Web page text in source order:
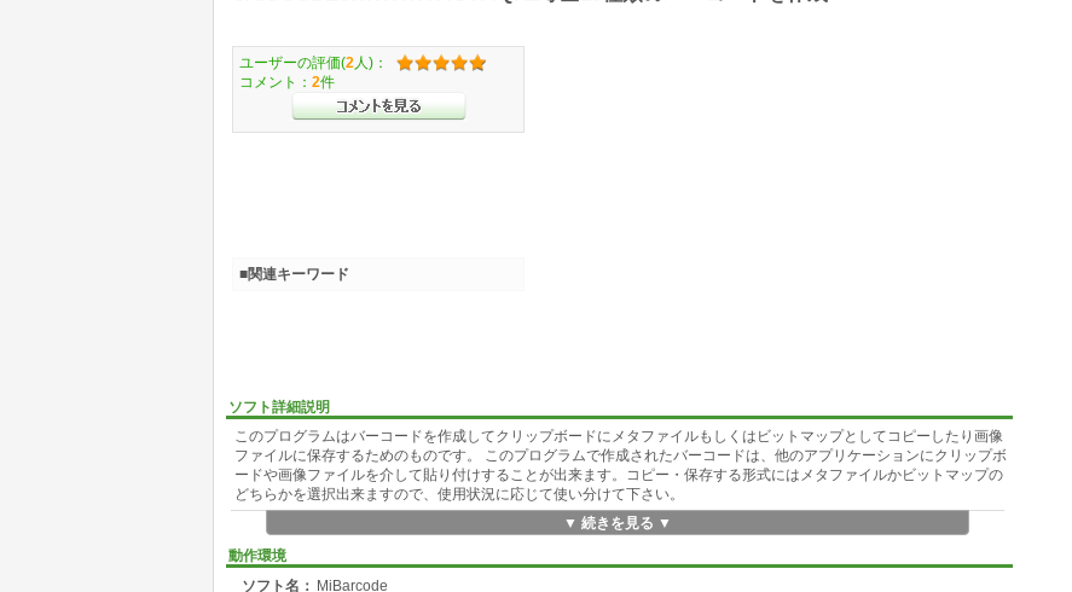
ソフト詳細説明
このプログラムはバーコードを作成してクリップボードにメタファイルもしくはビットマップとしてコピーしたり画像
ファイルに保存するためのものです。 このプログラムで作成されたバーコードは、他のアプリケーションにクリップボ
ードや画像ファイルを介して貼り付けすることが出来ます。コピー・保存する形式にはメタファイルかビットマップの
どちらかを選択出来ますので、使用状況に応じて使い分けて下さい。
・JAN/CODE-39/NW-7/ITF/UPC/CTF/IATA/MATRIX/NEC/CODE128/CODE93/QR2のバーコードに対応。チェックデジ
ットは自動計算します。
▼ 続きを見る ▼
動作環境
ソフト名： MiBarcode
ユーザーの評価(2 人)：
コメント： 2件
■関連キーワード